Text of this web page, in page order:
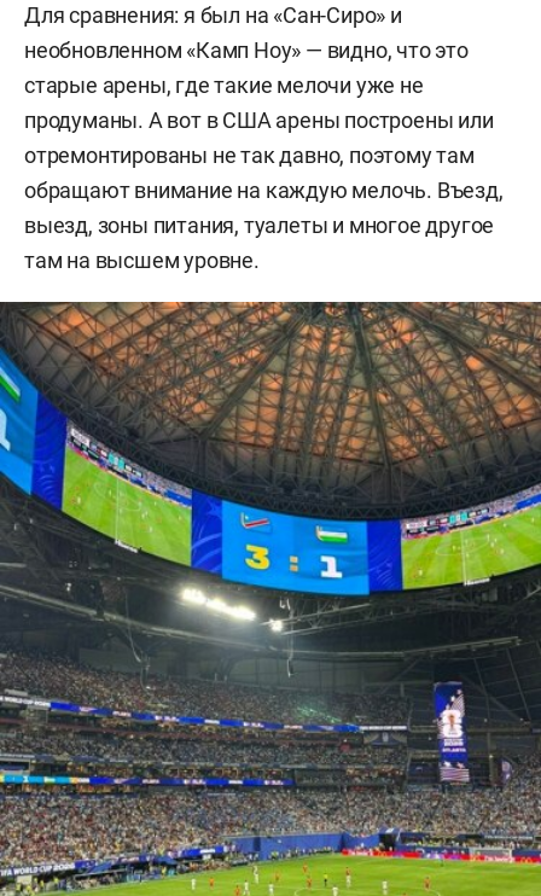
Для сравнения: я был на «Сан-Сиро» и
необновленном «Камп Ноу» — видно, что это
старые арены, где такие мелочи уже не
продуманы. А вот в США арены построены или
отремонтированы не так давно, поэтому там
обращают внимание на каждую мелочь. Въезд,
выезд, зоны питания, туалеты и многое другое
там на высшем уровне.